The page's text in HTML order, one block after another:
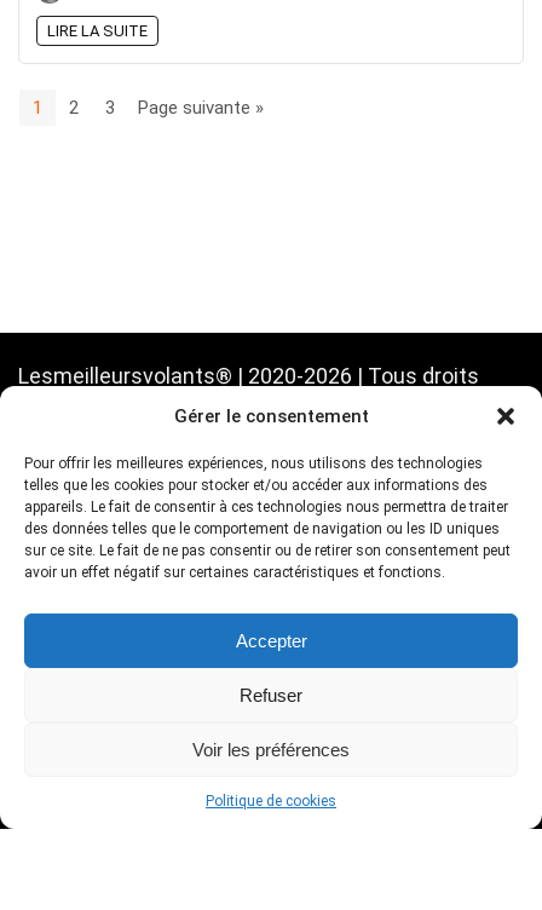
Gérer le consentement
Pour offrir les meilleures expériences, nous utilisons des technologies
telles que les cookies pour stocker et/ou accéder aux informations des
appareils. Le fait de consentir à ces technologies nous permettra de traiter
des données telles que le comportement de navigation ou les ID uniques
sur ce site. Le fait de ne pas consentir ou de retirer son consentement peut
avoir un effet négatif sur certaines caractéristiques et fonctions.
Accepter
Refuser
Voir les préférences
Politique de cookies
LIRE LA SUITE
1 2 3 Page suivante »
Lesmeilleursvolants® | 2020-2026 | Tous droits
Contact et partenariats
Mentions légales
Politique de cookies (UE)
Notre site fait partie du programme Partenaire Amazon. Si vous
souhaitez réaliser un achat en passant par nos liens partenaires, vous
ne paierez pas un centime de plus mais notre équipe touchera une
commission sur la vente nous permettant de faire vivre notre site !